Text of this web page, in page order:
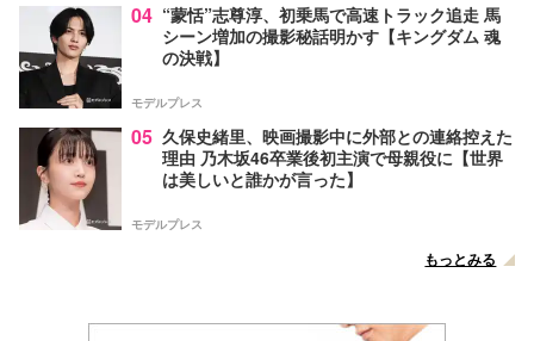
04 “蒙恬”志尊淳、初乗馬で高速トラック追走 馬
シーン増加の撮影秘話明かす【キングダム 魂
の決戦】
モデルプレス
05 久保史緒里、映画撮影中に外部との連絡控えた
理由 乃木坂46卒業後初主演で母親役に【世界
は美しいと誰かが言った】
モデルプレス
もっとみる